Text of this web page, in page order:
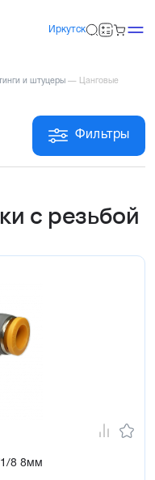
Иркутск
и штуцеры — Цанговые
Фильтры
с резьбой
8 8мм